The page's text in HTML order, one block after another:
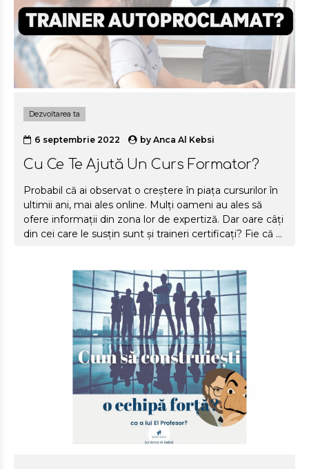
Dezvoltarea ta
6 septembrie 2022 byAnca Al Kebsi
Cu Ce Te Ajută Un Curs Formator?
Probabil că ai observat o creștere în piața cursurilor în
ultimii ani, mai ales online. Mulți oameni au ales să
ofere informații din zona lor de expertiză. Dar oare câți
din cei care le susțin sunt și traineri certificați? Fie că ții